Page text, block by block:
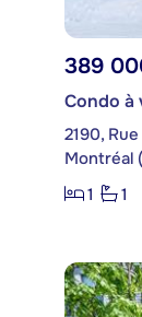
389
Condo à
2190,
Montréal
1
1